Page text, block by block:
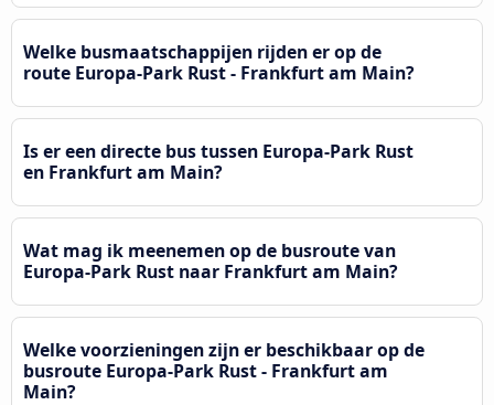
Welke busmaatschappijen rijden er op de
route Europa-Park Rust - Frankfurt am Main?
Is er een directe bus tussen Europa-Park Rust
en Frankfurt am Main?
Wat mag ik meenemen op de busroute van
Europa-Park Rust naar Frankfurt am Main?
Welke voorzieningen zijn er beschikbaar op de
busroute Europa-Park Rust - Frankfurt am
Main?